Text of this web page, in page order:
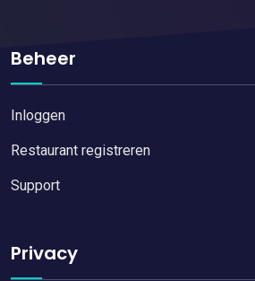
Beheer
Inloggen
Restaurant registreren
Support
Privacy